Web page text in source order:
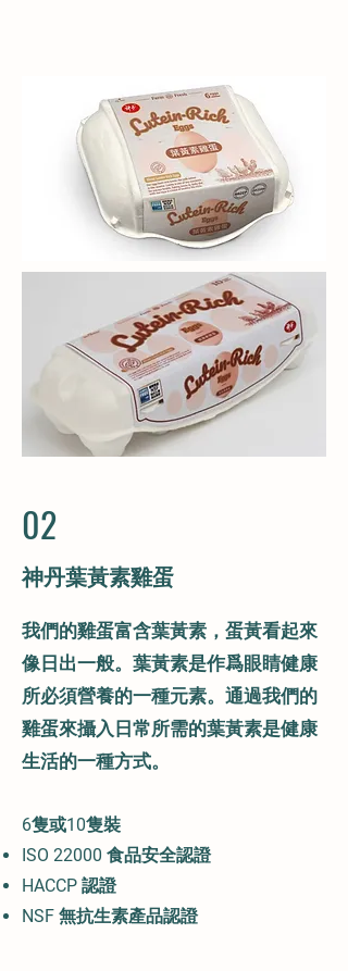
02
神丹葉黃素雞蛋
我們的雞蛋富含葉黃素，蛋黃看起來
像日出一般。葉黃素是作爲眼睛健康
所必須營養的一種元素。通過我們的
雞蛋來攝入日常所需的葉黃素是健康
生活的一種方式。
6隻或10隻裝
ISO 22000 食品安全認證
HACCP 認證
NSF 無抗生素產品認證​